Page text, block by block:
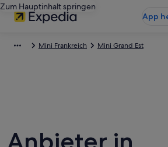
Zum Hauptinhalt springen
App
Mini Frankreich Mini Grand Est
Anbieter in